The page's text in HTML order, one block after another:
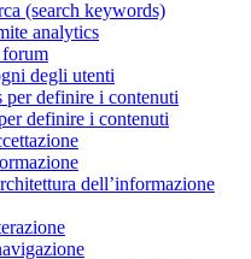
(search keywords)
analytics
degli utenti
per definire i contenuti
definire i contenuti
dell’informazione